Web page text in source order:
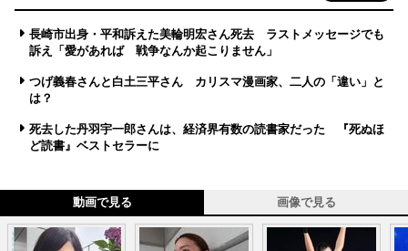
長崎市出身・平和訴えた美輪明宏さん死去 ラストメッセージでも
訴え「愛があれば 戦争なんか起こりません」
つげ義春さんと白土三平さん カリスマ漫画家、二人の「違い」と
は？
死去した丹羽宇一郎さんは、経済界有数の読書家だった 『死ぬほ
ど読書』ベストセラーに
動画で見る 画像で見る